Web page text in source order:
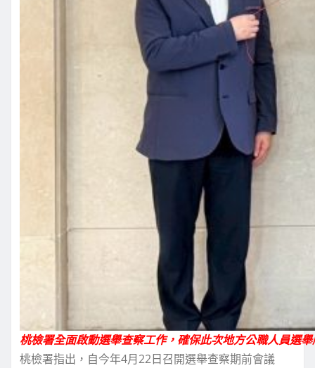
桃檢署全面啟動選舉查察工作，確保此次地方公職人員選
桃檢署指出，自今年4月22日召開選舉查察期前會議